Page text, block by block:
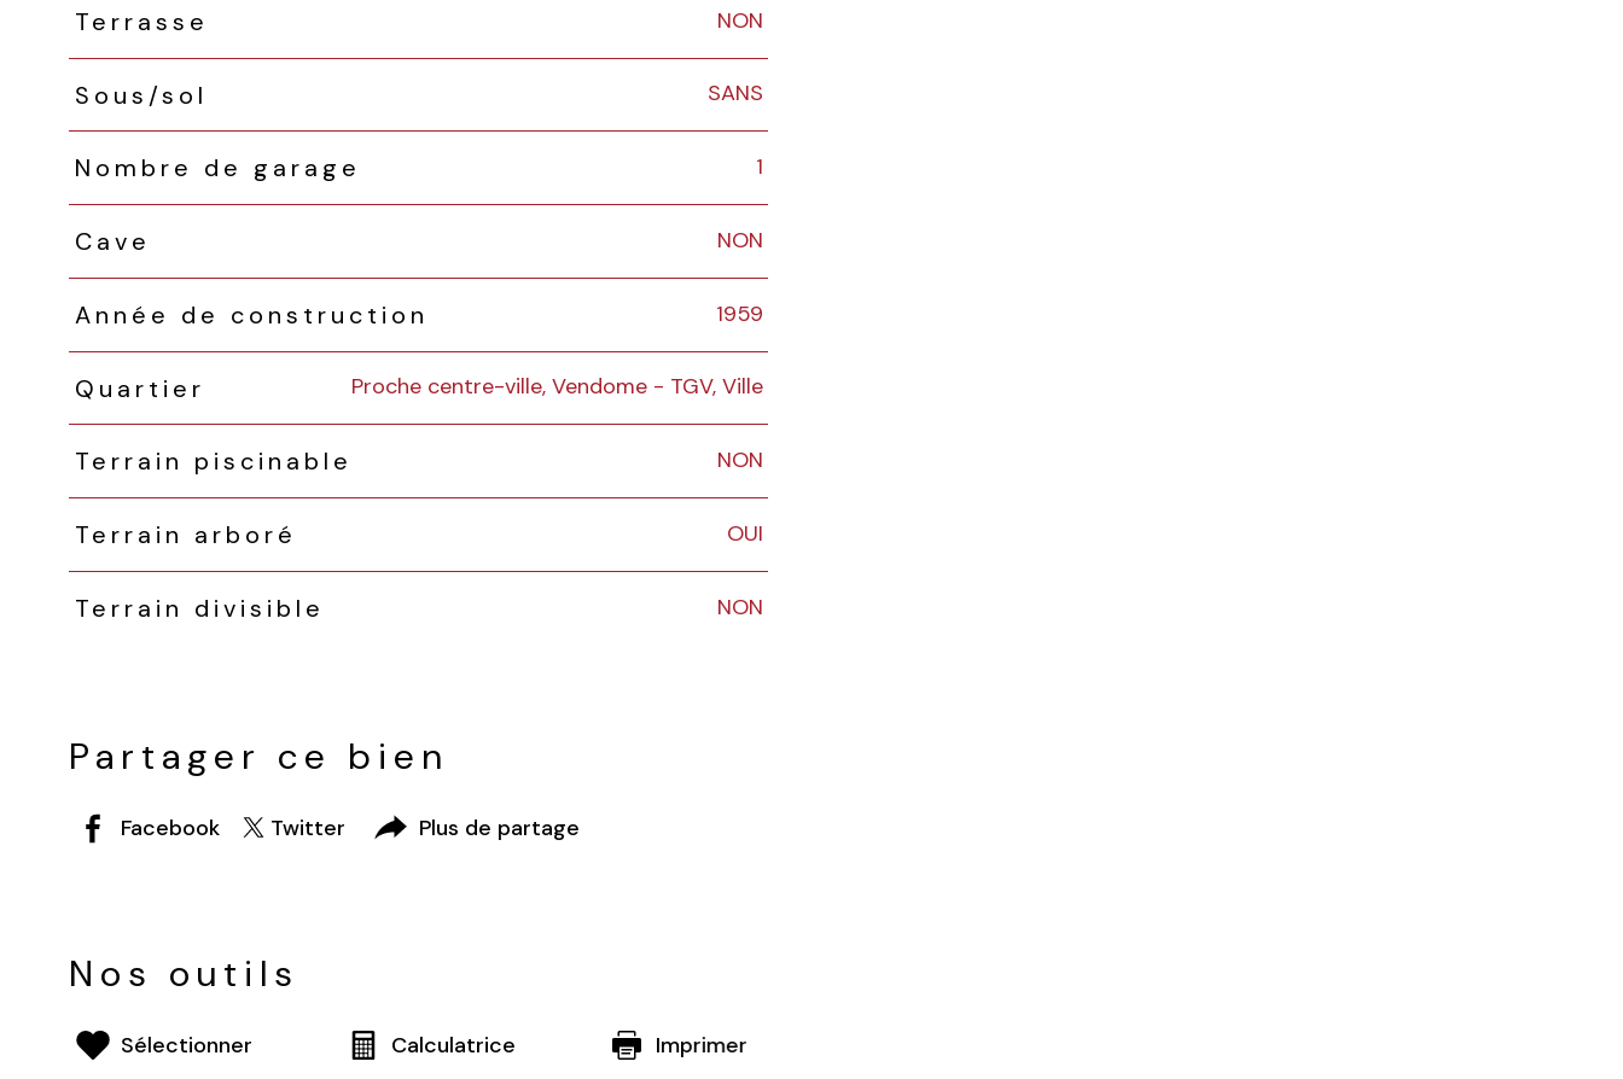
Terrasse NON
Sous/sol SANS
Nombre de garage 1
Cave NON
Année de construction 1959
Quartier Proche centre-ville, Vendome - TGV, Ville
Terrain piscinable NON
Terrain arboré OUI
Terrain divisible NON
Partager ce bien
Facebook Twitter Plus de partage
Nos outils
Sélectionner Calculatrice Imprimer